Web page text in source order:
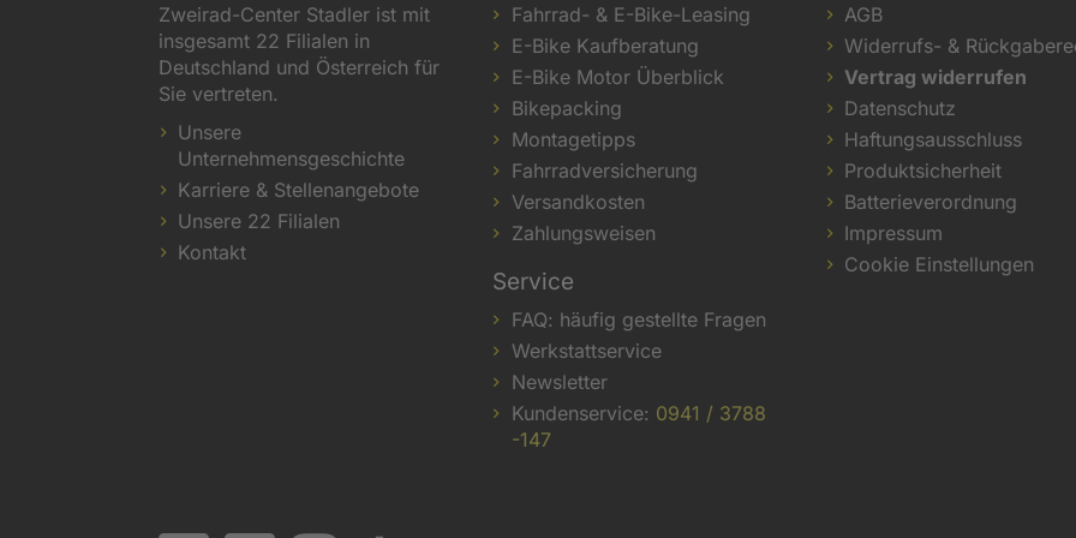
Zweirad-Center Stadler ist mit
insgesamt 22 Filialen in
Deutschland und Österreich für
Sie vertreten.
Unsere
Unternehmensgeschichte
Karriere & Stellenangebote
Unsere 22 Filialen
Kontakt
Fahrrad- & E-Bike-Leasing
E-Bike Kaufberatung
E-Bike Motor Überblick
Bikepacking
Montagetipps
Fahrradversicherung
Versandkosten
Zahlungsweisen
Service
FAQ: häufig gestellte Fragen
Werkstattservice
Newsletter
Kundenservice: 0941 / 3788
-147
AGB
Widerrufs- &
Vertrag widerrufen
Datenschutz
Haftungsausschluss
Produktsicherheit
Batterieverordnung
Impressum
Cookie Einstellungen